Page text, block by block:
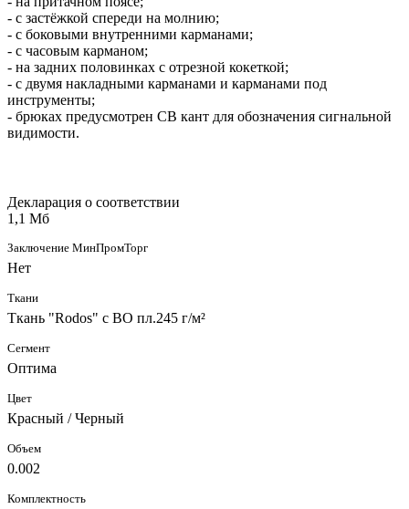
- с застёжкой спереди на молнию;
- с боковыми внутренними карманами;
- с часовым карманом;
- на задних половинках с отрезной кокеткой;
- с двумя накладными карманами и карманами под
инструменты;
- брюках предусмотрен СВ кант для обозначения сигнальной
видимости.
Декларация о соответствии
1,1 Мб
Заключение МинПромТорг
Нет
Ткани
Ткань "Rodos" с ВО пл.245 г/м²
Сегмент
Оптима
Цвет
Красный / Черный
Объем
0.002
Комплектность